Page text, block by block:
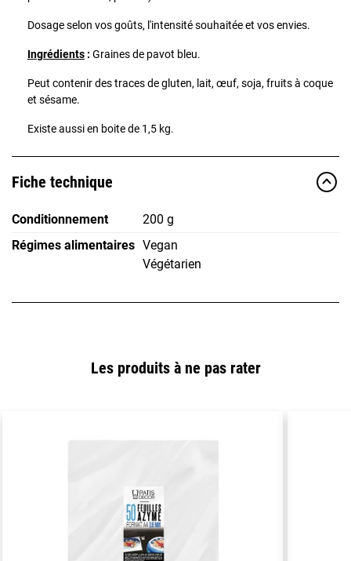
Dosage selon vos goûts, l'intensité souhaitée et vos envies.
Ingrédients : Graines de pavot bleu.
Peut contenir des traces de gluten, lait, œuf, soja, fruits à coque
et sésame.
Existe aussi en boite de 1,5 kg.
Fiche technique
Conditionnement
200 g
Régimes alimentaires Vegan
Végétarien
Les produits à ne pas rater